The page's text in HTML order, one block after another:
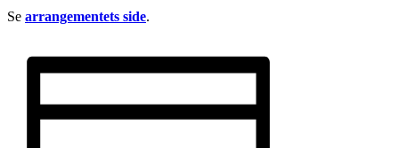
Se arrangementets side.